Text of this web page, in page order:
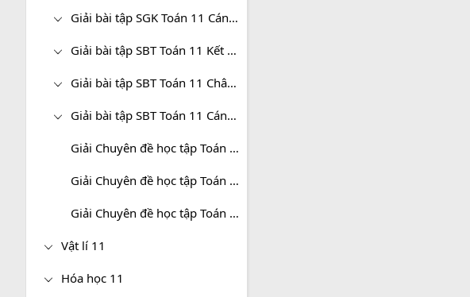
Giải bài tập SGK Toán 11 Cánh diều
Giải bài tập SBT Toán 11 Kết nối tri thức
Giải bài tập SBT Toán 11 Chân trời sáng tạo
Giải bài tập SBT Toán 11 Cánh diều
Giải Chuyên đề học tập Toán 11 Kết nối tri thức
Giải Chuyên đề học tập Toán 11 Chân trời sáng tạo
Giải Chuyên đề học tập Toán 11 Cánh diều
Vật lí 11
Hóa học 11